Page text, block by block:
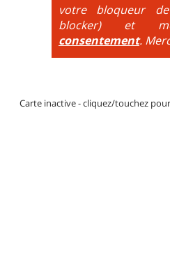
votre bloqueur
blocker) et
consentement.